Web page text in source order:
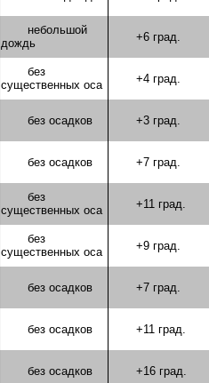
небольшой
дождь
+6 град.
без
существенных оса
+4 град.
без осадков +3 град.
без осадков +7 град.
без
существенных оса
+11 град.
без
существенных оса
+9 град.
без осадков +7 град.
без осадков +11 град.
без осадков +16 град.